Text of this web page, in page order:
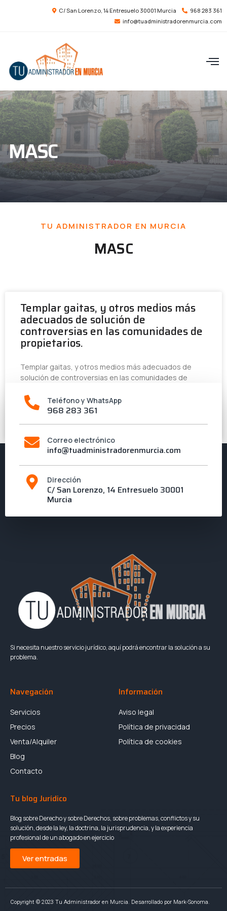
C/ San Lorenzo, 14 Entresuelo 30001 Murcia
968 283 361
info@tuadministradorenmurcia.com
MASC
TU ADMINISTRADOR EN MURCIA
MASC
Templar gaitas, y otros medios más
adecuados de solución de
controversias en las comunidades de
propietarios.
Templar gaitas, y otros medios más adecuados de
solución de controversias en las comunidades de
LEER MÁS »Teléfono y WhatsApp
968 283 361
Correo electrónico
info@tuadministradorenmurcia.com
Dirección
C/ San Lorenzo, 14 Entresuelo 30001
Murcia
Si necesita nuestro servicio jurídico, aquí podrá encontrar la solución a su
problema.
Navegación
Servicios
Precios
Venta/Alquiler
Blog
Contacto
Información
Aviso legal
Política de privacidad
Política de cookies
Tu blog Jurídico
Blog sobre Derecho y sobre Derechos, sobre problemas, conflictos y su
solución, desde la ley, la doctrina, la jurisprudencia, y la experiencia
profesional de un abogado en ejercicio
Ver entradas
Copyright © 2023 Tu Administrador en Murcia. Desarrollado por Mark-Sonoma.